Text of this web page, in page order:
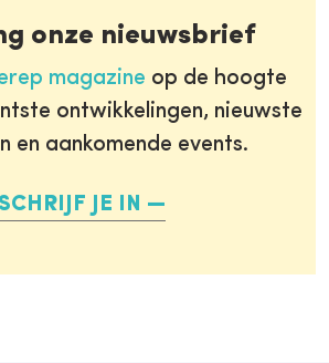
onze nieuwsbrief
magazine op de hoogte
ontwikkelingen, nieuwste
en aankomende events.
SCHRIJF JE IN